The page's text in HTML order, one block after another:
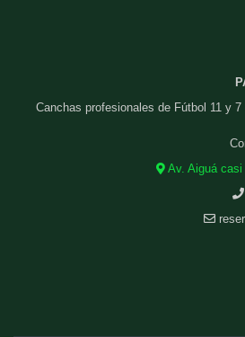
Canchas profesionales de Fútbol 11 y
Av. Aiguá